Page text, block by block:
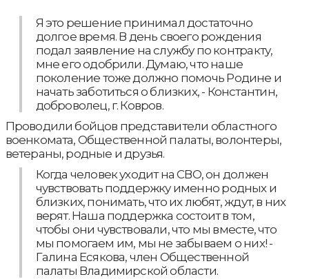
Я это решение принимал достаточно
долгое время. В день своего рождения
подал заявление на службу по контракту,
мне его одобрили. Думаю, что наше
поколение тоже должно помочь Родине и
начать заботиться о близких, - Константин,
доброволец, г. Ковров.
Проводили бойцов представители областного
военкомата, Общественной палаты, волонтеры,
ветераны, родные и друзья.
Когда человек уходит на СВО, он должен
чувствовать поддержку именно родных и
близких, понимать, что их любят, ждут, в них
верят. Наша поддержка состоит в том,
чтобы они чувствовали, что мы вместе, что
мы помогаем им, мы не забываем о них! -
Галина Есякова, член Общественной
палаты Владимирской области.